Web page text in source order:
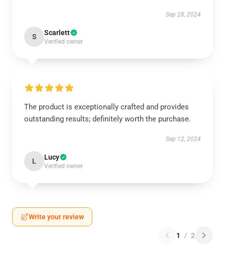
Sep 28, 2024
S Scarlett
Verified owner
The product is exceptionally crafted and provides
outstanding results; definitely worth the purchase.
Sep 12, 2024
L Lucy
Verified owner
Write your review
1 / 2